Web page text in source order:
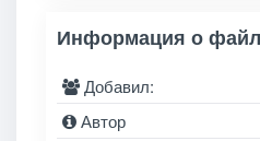
Информация о
Добавил:
Автор